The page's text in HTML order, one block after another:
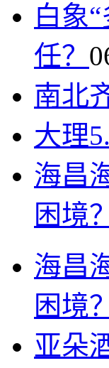
白象
任？
南北
大理
海昌
困境？
海昌
困境？
亚朵